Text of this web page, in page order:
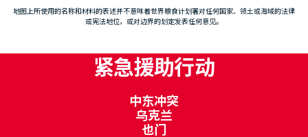
地图上所使用的名称和材料的表述并不意味着世界粮食计划署对任何国家、领土或海域的法律
或宪法地位，或对边界的划定发表任何意见。
紧急援助行动
中东冲突
乌克兰
也门